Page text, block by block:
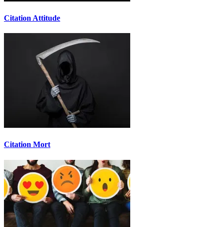
Citation Attitude
Citation Mort